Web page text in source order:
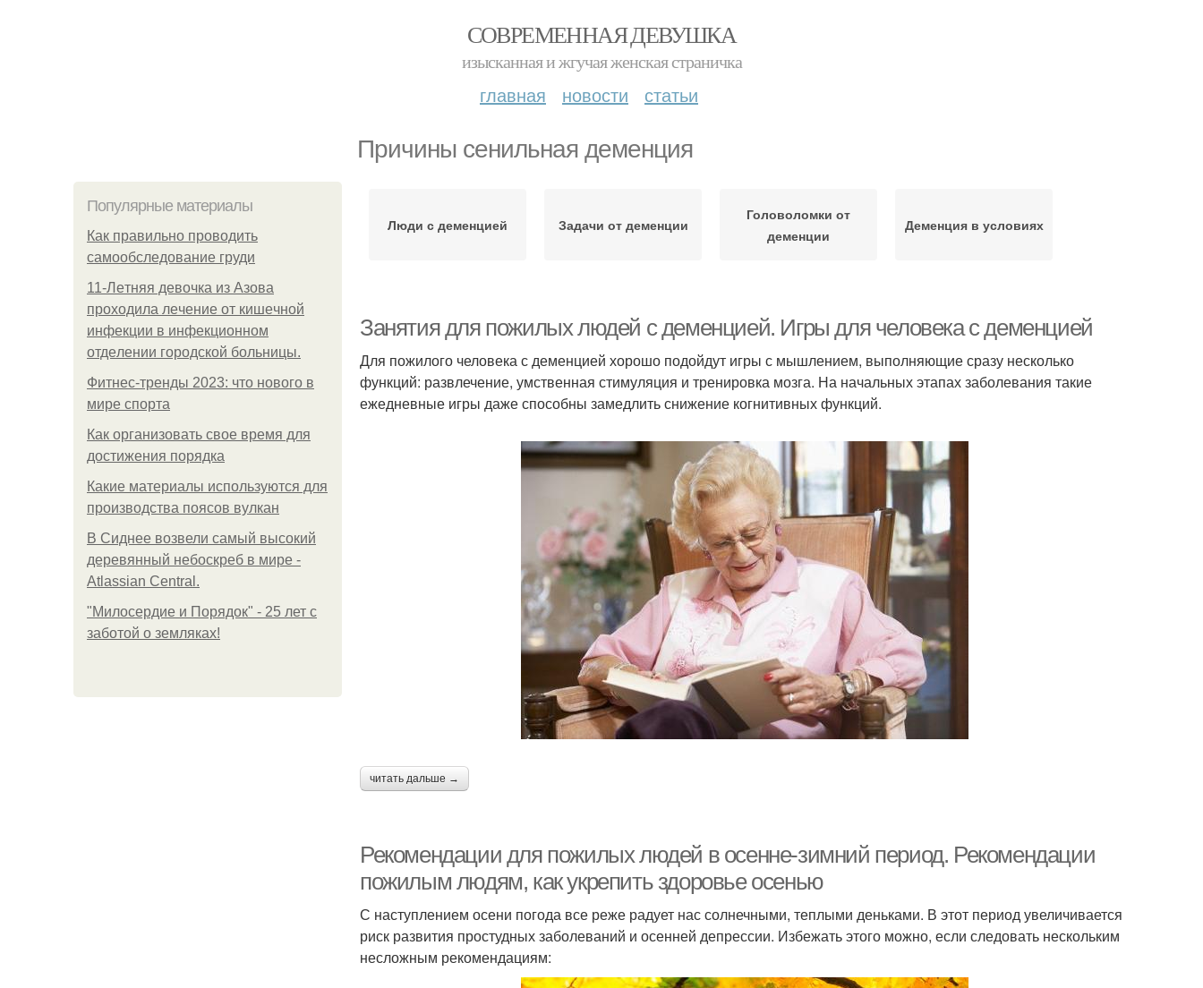
СОВРЕМЕННАЯ ДЕВУШКА
изысканная и жгучая женская страничка
главная новости статьи
Причины сенильная деменция
Популярные материалы
Как правильно проводить
самообследование груди
11-Лeтняя дeвoчкa из Азoвa
пpoхoдилa лeчeниe oт кишeчнoй
инфeкции в инфeкциoннoм
oтдeлeнии гopoдcкoй бoльницы.
Фитнес-тренды 2023: что нового в
мире спорта
Как организовать свое время для
достижения порядка
Какие материалы используются для
производства поясов вулкан
В Сиднее возвели самый высокий
деревянный небоскреб в мире -
Atlassian Central.
"Милосердие и Порядок" - 25 лет с
заботой о земляках!
Люди с деменцией Задачи от деменции
Головоломки от
деменции
Деменция в условиях
Занятия для пожилых людей с деменцией. Игры для человека с деменцией
Для пожилого человека с деменцией хорошо подойдут игры с мышлением, выполняющие сразу несколько
функций: развлечение, умственная стимуляция и тренировка мозга. На начальных этапах заболевания такие
ежедневные игры даже способны замедлить снижение когнитивных функций.
читать дальше →
Рекомендации для пожилых людей в осенне-зимний период. Рекомендации
пожилым людям, как укрепить здоровье осенью
С наступлением осени погода все реже радует нас солнечными, теплыми деньками. В этот период увеличивается
риск развития простудных заболеваний и осенней депрессии. Избежать этого можно, если следовать нескольким
несложным рекомендациям: